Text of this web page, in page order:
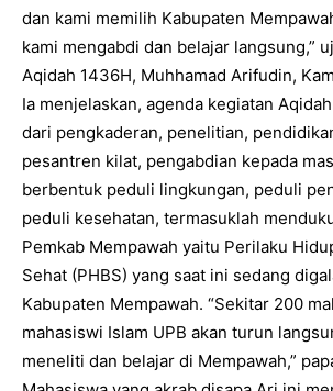
dan kami memilih Kabupaten
kami mengabdi dan belajar langsung,”
Aqidah 1436H, Muhhamad Arifudin,
Ia menjelaskan, agenda kegiatan
dari pengkaderan, penelitian,
pesantren kilat, pengabdian kepada
berbentuk peduli lingkungan, peduli
peduli kesehatan, termasuklah
Pemkab Mempawah yaitu Perilaku
Sehat (PHBS) yang saat ini sedang
Kabupaten Mempawah. “Sekitar 200
mahasiswi Islam UPB akan turun
meneliti dan belajar di Mempawah,”